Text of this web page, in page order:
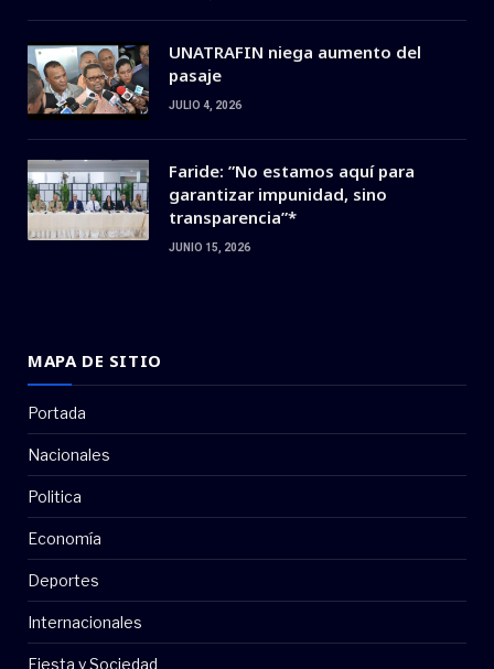
UNATRAFIN niega aumento del
pasaje
JULIO 4, 2026
Faride: ”No estamos aquí para
garantizar impunidad, sino
transparencia”*
JUNIO 15, 2026
MAPA DE SITIO
Portada
Nacionales
Politica
Economía
Deportes
Internacionales
Fiesta y Sociedad